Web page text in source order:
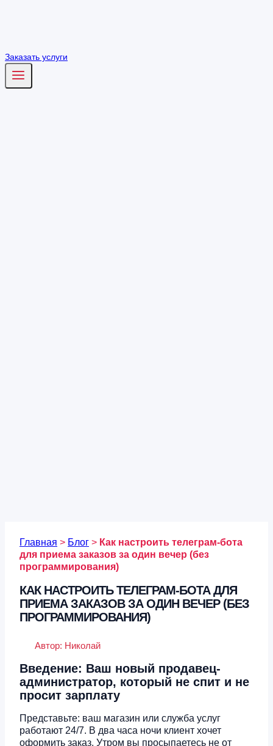
Заказать услуги
Главная > Блог > Как настроить телеграм-бота
для приема заказов за один вечер (без
программирования)
КАК НАСТРОИТЬ ТЕЛЕГРАМ-БОТА ДЛЯ
ПРИЕМА ЗАКАЗОВ ЗА ОДИН ВЕЧЕР (БЕЗ
ПРОГРАММИРОВАНИЯ)
Автор: Николай
Введение: Ваш новый продавец-
администратор, который не спит и не
просит зарплату
Представьте: ваш магазин или служба услуг
работают 24/7. В два часа ночи клиент хочет
оформить заказ. Утром вы просыпаетесь не от